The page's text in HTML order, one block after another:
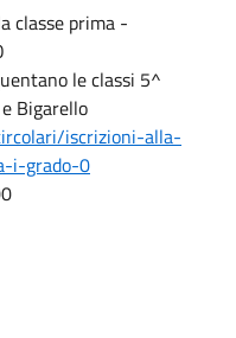
classe prima -
le classi 5^
Bigarello
iscrizioni-alla-
i-grado-0